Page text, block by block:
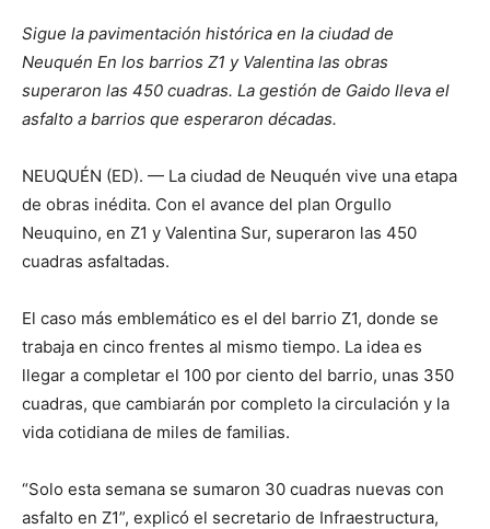
Sigue la pavimentación histórica en la ciudad de
Neuquén En los barrios Z1 y Valentina las obras
superaron las 450 cuadras. La gestión de Gaido lleva el
asfalto a barrios que esperaron décadas.
NEUQUÉN (ED). — La ciudad de Neuquén vive una etapa
de obras inédita. Con el avance del plan Orgullo
Neuquino, en Z1 y Valentina Sur, superaron las 450
cuadras asfaltadas.
El caso más emblemático es el del barrio Z1, donde se
trabaja en cinco frentes al mismo tiempo. La idea es
llegar a completar el 100 por ciento del barrio, unas 350
cuadras, que cambiarán por completo la circulación y la
vida cotidiana de miles de familias.
“Solo esta semana se sumaron 30 cuadras nuevas con
asfalto en Z1”, explicó el secretario de Infraestructura,